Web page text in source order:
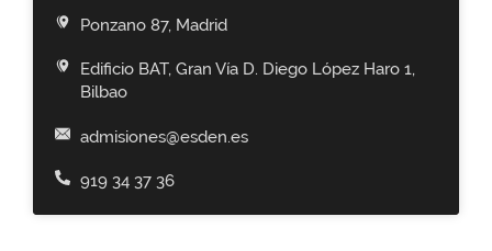
Ponzano 87, Madrid
Edificio BAT, Gran Vía D. Diego López Haro 1,
Bilbao
admisiones@esden.es
919 34 37 36